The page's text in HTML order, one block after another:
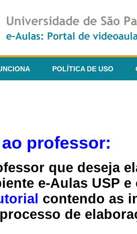
POLÍTICA DE USO
professor:
que deseja
e-Aulas USP
contendo as
de